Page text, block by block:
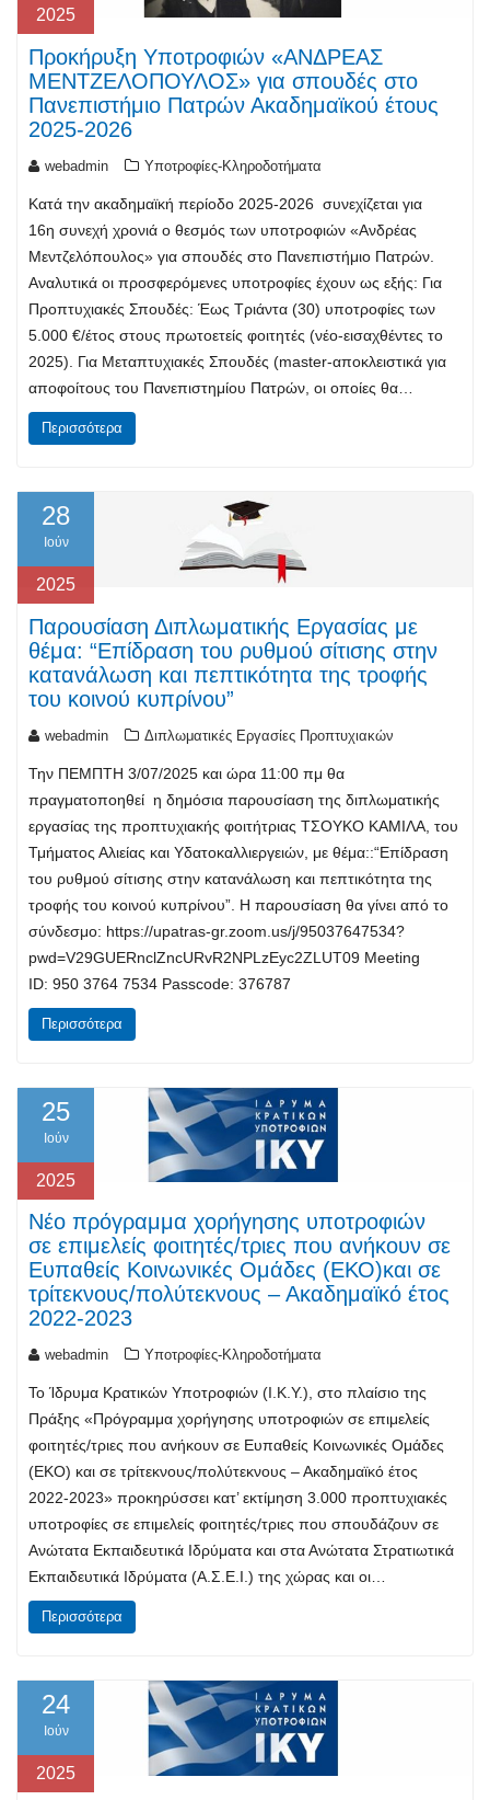
2025
Προκήρυξη Υποτροφιών «ΑΝΔΡΕΑΣ
ΜΕΝΤΖΕΛΟΠΟΥΛΟΣ» για σπουδές στο
Πανεπιστήμιο Πατρών Ακαδημαϊκού έτους
2025-2026
webadmin Υποτροφίες-Κληροδοτήματα
Κατά την ακαδημαϊκή περίοδο 2025-2026 συνεχίζεται για
16η συνεχή χρονιά ο θεσμός των υποτροφιών «Ανδρέας
Μεντζελόπουλος» για σπουδές στο Πανεπιστήμιο Πατρών.
Αναλυτικά οι προσφερόμενες υποτροφίες έχουν ως εξής: Για
Προπτυχιακές Σπουδές: Έως Τριάντα (30) υποτροφίες των
5.000 €/έτος στους πρωτοετείς φοιτητές (νέο-εισαχθέντες το
2025). Για Μεταπτυχιακές Σπουδές (master-αποκλειστικά για
αποφοίτους του Πανεπιστημίου Πατρών, οι οποίες θα…
Περισσότερα
28
Ιούν
2025
Παρουσίαση Διπλωματικής Εργασίας με
θέμα: “Επίδραση του ρυθμού σίτισης στην
κατανάλωση και πεπτικότητα της τροφής
του κοινού κυπρίνου”
webadmin Διπλωματικές Εργασίες Προπτυχιακών
Την ΠΕΜΠΤΗ 3/07/2025 και ώρα 11:00 πμ θα
πραγματοποηθεί η δημόσια παρουσίαση της διπλωματικής
εργασίας της προπτυχιακής φοιτήτριας ΤΣΟΥΚΟ ΚΑΜΙΛΑ, του
Τμήματος Αλιείας και Υδατοκαλλιεργειών, με θέμα::“Επίδραση
του ρυθμού σίτισης στην κατανάλωση και πεπτικότητα της
τροφής του κοινού κυπρίνου”. Η παρουσίαση θα γίνει από το
σύνδεσμο: https://upatras-gr.zoom.us/j/95037647534?
pwd=V29GUERnclZncURvR2NPLzEyc2ZLUT09 Meeting
ID: 950 3764 7534 Passcode: 376787
Περισσότερα
25
Ιούν
2025
Νέο πρόγραμμα χορήγησης υποτροφιών
σε επιμελείς φοιτητές/τριες που ανήκουν σε
Ευπαθείς Κοινωνικές Ομάδες (ΕΚΟ)και σε
τρίτεκνους/πολύτεκνους – Ακαδημαϊκό έτος
2022-2023
webadmin Υποτροφίες-Κληροδοτήματα
Το Ίδρυμα Κρατικών Υποτροφιών (I.K.Y.), στο πλαίσιο της
Πράξης «Πρόγραμμα χορήγησης υποτροφιών σε επιμελείς
φοιτητές/τριες που ανήκουν σε Ευπαθείς Κοινωνικές Ομάδες
(ΕΚΟ) και σε τρίτεκνους/πολύτεκνους – Ακαδημαϊκό έτος
2022-2023» προκηρύσσει κατ’ εκτίμηση 3.000 προπτυχιακές
υποτροφίες σε επιμελείς φοιτητές/τριες που σπουδάζουν σε
Ανώτατα Εκπαιδευτικά Ιδρύματα και στα Ανώτατα Στρατιωτικά
Εκπαιδευτικά Ιδρύματα (Α.Σ.Ε.Ι.) της χώρας και οι…
Περισσότερα
24
Ιούν
2025